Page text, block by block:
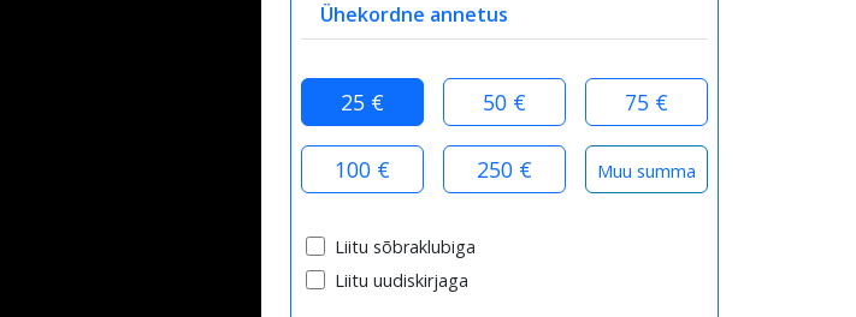
Ühekordne annetus
25 € 50 € 75 €
100 € 250 €
Liitu sõbraklubiga
Liitu uudiskirjaga